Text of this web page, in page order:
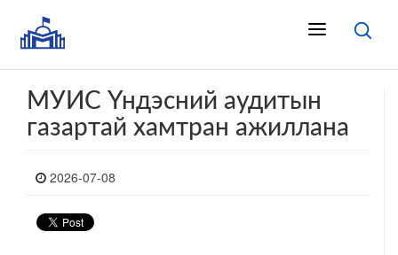
МУИС Үндэсний аудитын
газартай хамтран ажиллана
2026-07-08